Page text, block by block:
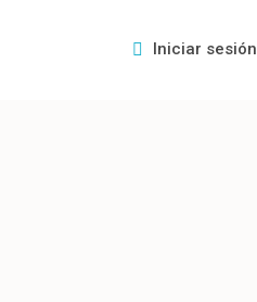
Iniciar sesión